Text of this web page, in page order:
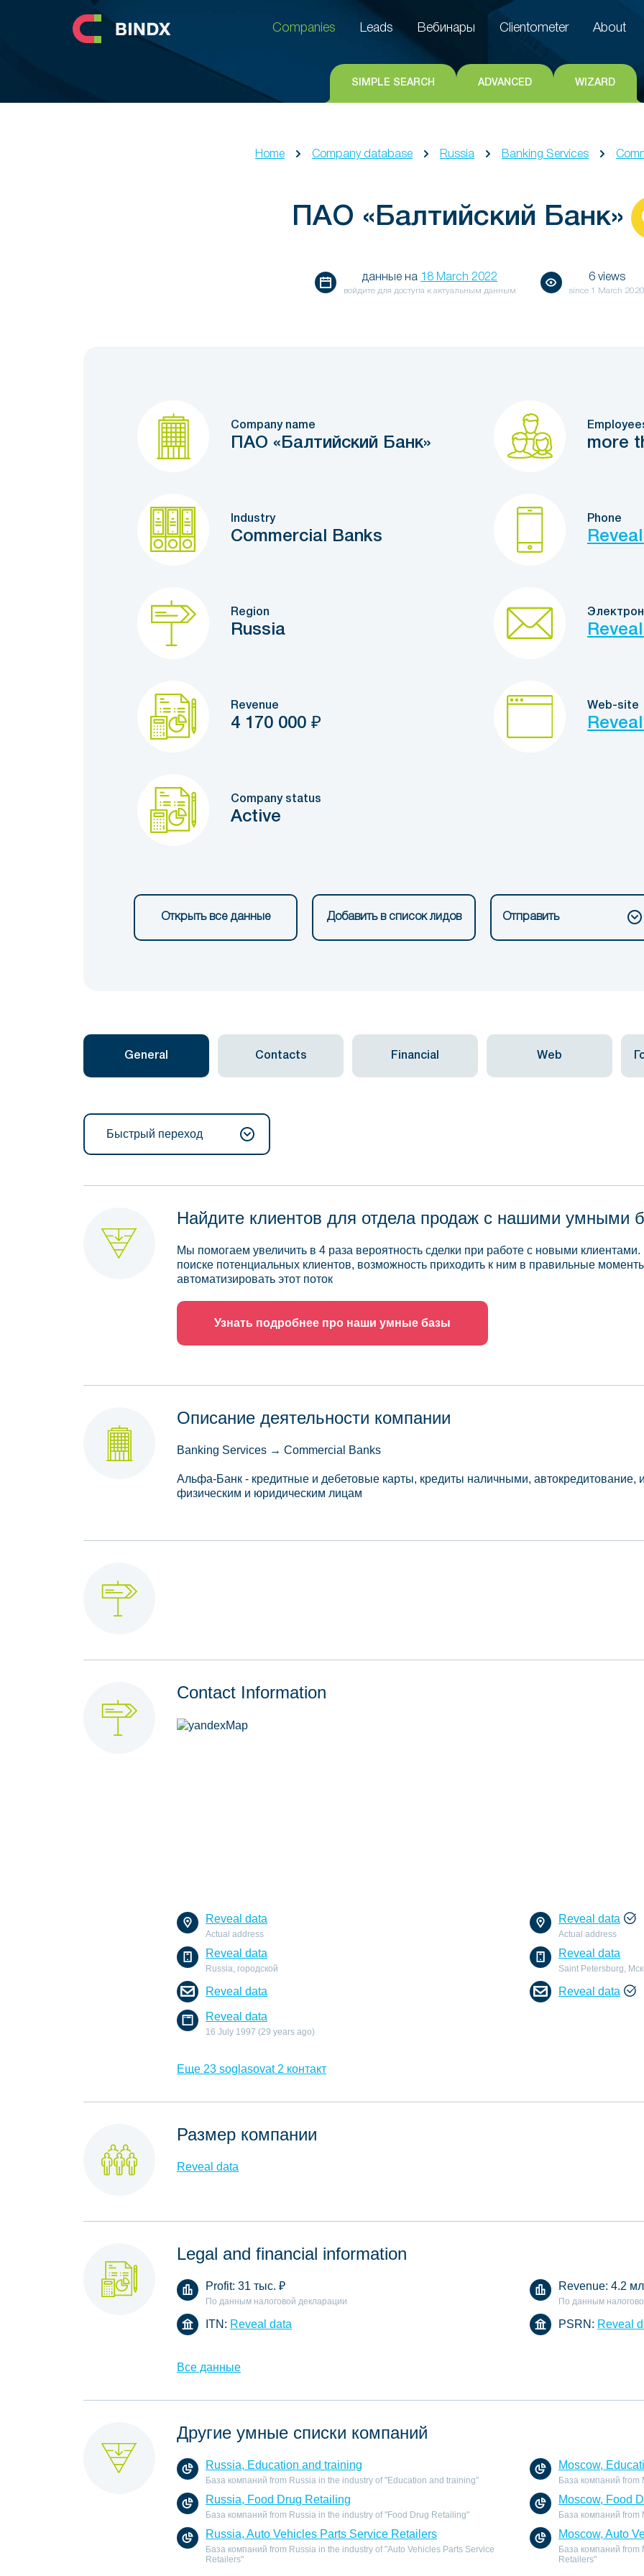
Clientometer
Companies
Leads Вебинары Clientometer About
SIMPLE SEARCH ADVANCED WIZARD
Home Company database Russia Banking Services
ПАО «Балтийский Банк»
данные на 18 March 2022
войдите для доступа к актуальным данным
6 views
since 1 March 2020
Company name
ПАО «Балтийский Банк» more
Industry
Commercial Banks
Phone
Region
Russia
Revenue
4 170 000 ₽
Web-site
Company status
Active
Открыть все данные Добавить в список лидов Отправить
General Contacts Financial Web
Быстрый переход
Найдите клиентов для отдела продаж с нашими умными
Мы помогаем увеличить в 4 раза вероятность сделки при работе с новыми
поиске потенциальных клиентов, возможность приходить к ним в правильные
автоматизировать этот поток
Узнать подробнее про наши умные базы
Описание деятельности компании
Banking Services → Commercial Banks
Альфа-Банк - кредитные и дебетовые карты, кредиты наличными, автокредитование,
физическим и юридическим лицам
Contact Information
Reveal data
Actual address
Reveal data
Actual address
Reveal data
Russia, городской
Reveal data
Saint Petersburg,
Reveal data Reveal data
Reveal data
16 July 1997 (29 years ago)
Еще 23 soglasovat 2 контакт
Размер компании
Reveal data
Legal and financial information
Profit: 31 тыс. ₽
По данным налоговой декларации
Revenue: 4.2
По данным
ITN: Reveal data PSRN: Reveal
Все данные
Другие умные списки компаний
Russia, Education and training
База компаний from Russia in the industry of "Education and training"
Moscow,
База компаний from
Russia, Food Drug Retailing
База компаний from Russia in the industry of "Food Drug Retailing"
Moscow, Food
База компаний from
Russia, Auto Vehicles Parts Service Retailers
База компаний from Russia in the industry of "Auto Vehicles Parts Service
Retailers"
Moscow, Auto
База компаний from
Retailers"